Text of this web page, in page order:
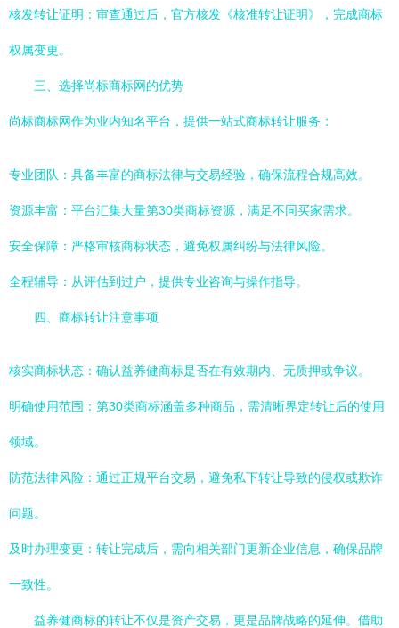
核发转让证明：审查通过后，官方核发《核准转让证明》，完成商标
权属变更。
三、选择尚标商标网的优势
尚标商标网作为业内知名平台，提供一站式商标转让服务：
专业团队：具备丰富的商标法律与交易经验，确保流程合规高效。
资源丰富：平台汇集大量第30类商标资源，满足不同买家需求。
安全保障：严格审核商标状态，避免权属纠纷与法律风险。
全程辅导：从评估到过户，提供专业咨询与操作指导。
四、商标转让注意事项
核实商标状态：确认益养健商标是否在有效期内、无质押或争议。
明确使用范围：第30类商标涵盖多种商品，需清晰界定转让后的使用
领域。
防范法律风险：通过正规平台交易，避免私下转让导致的侵权或欺诈
问题。
及时办理变更：转让完成后，需向相关部门更新企业信息，确保品牌
一致性。
益养健商标的转让不仅是资产交易，更是品牌战略的延伸。借助